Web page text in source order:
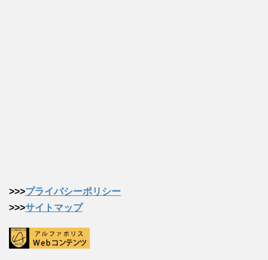
>>>プライバシーポリシー
>>>サイトマップ